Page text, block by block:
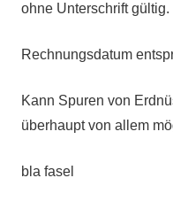
ohne Unterschrift gültig.
Rechnungsdatum
Kann Spuren von
überhaupt von allem
bla fasel